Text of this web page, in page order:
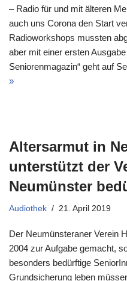
– Radio für und mit älteren
auch uns Corona den Start
Radioworkshops mussten
aber mit einer ersten
Seniorenmagazin“ geht auf
»
Altersarmut in
unterstützt der
Neumünster
Audiothek 21. April 2019
Der Neumünsteraner Verein
2004 zur Aufgabe gemacht,
besonders bedürftige
Grundsicherung leben